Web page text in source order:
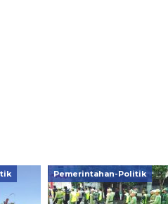
Pemerintahan-Politik